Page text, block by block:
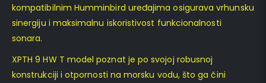
kompatibilnim Humminbird uređajima osigurava vrhunsku
sinergiju i maksimalnu iskoristivost funkcionalnosti
sonara.
XPTH 9 HW T model poznat je po svojoj robusnoj
konstrukciji i otpornosti na morsku vodu, što ga čini